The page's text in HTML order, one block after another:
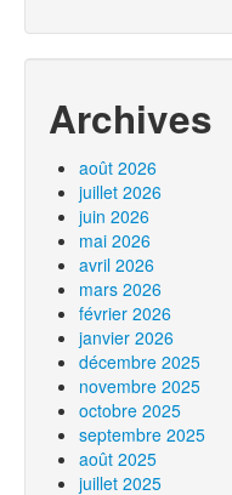
Archives
août 2026
juillet 2026
juin 2026
mai 2026
avril 2026
mars 2026
février 2026
janvier 2026
décembre 2025
novembre 2025
octobre 2025
septembre 2025
août 2025
juillet 2025